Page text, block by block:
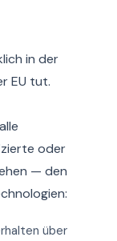
in der
EU tut.
oder
— den
über